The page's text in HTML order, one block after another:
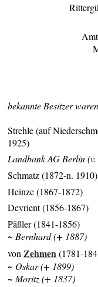
bekannte Besitzer
Strehle (auf
1925)
Landbank AG Berlin
Schmatz (1872-n. 1910)
Heinze (1867-1872)
Devrient (1856-1867)
Päßler (1841-1856)
~ Bernhard (+ 1887)
von Zehmen(1781-
~ Oskar (+ 1899)
~ Moritz (+ 1837)